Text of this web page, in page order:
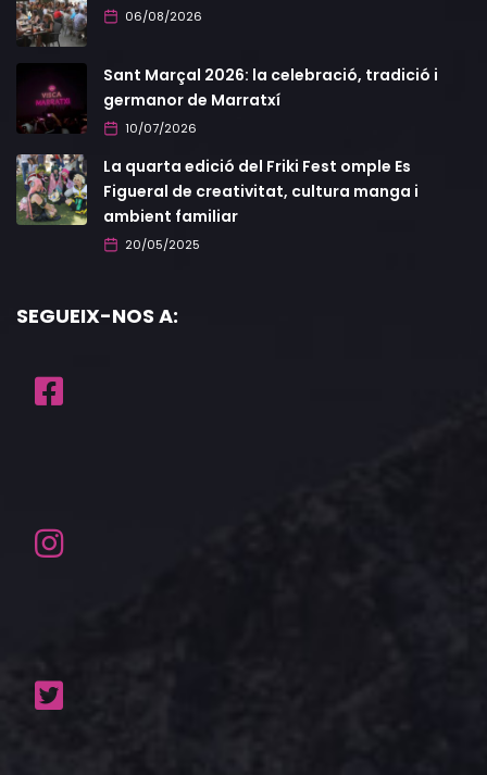
06/08/2026
Sant Marçal 2026: la celebració, tradició i
germanor de Marratxí
10/07/2026
La quarta edició del Friki Fest omple Es
Figueral de creativitat, cultura manga i
ambient familiar
20/05/2025
SEGUEIX-NOS A: